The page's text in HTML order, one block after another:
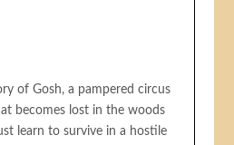
of Gosh, a pampered circus
becomes lost in the woods
learn to survive in a hostile